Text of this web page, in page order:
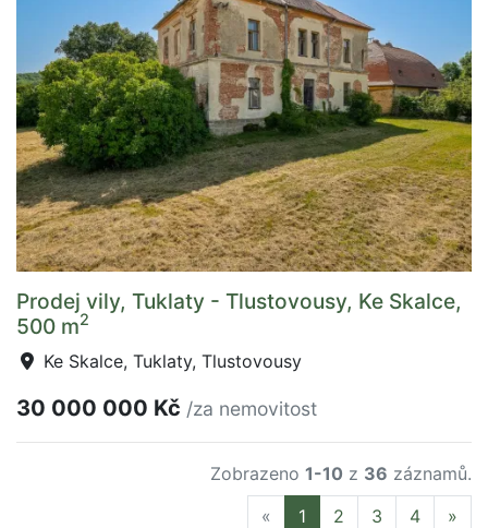
Prodej vily, Tuklaty - Tlustovousy, Ke Skalce,
500 m2
Ke Skalce, Tuklaty, Tlustovousy
30 000 000 Kč /za nemovitost
Zobrazeno 1-10 z 36 záznamů.
« Previous
1 2 3 4 »